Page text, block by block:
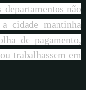
não
cidade mantinha
de pagamento,
trabalhassem em